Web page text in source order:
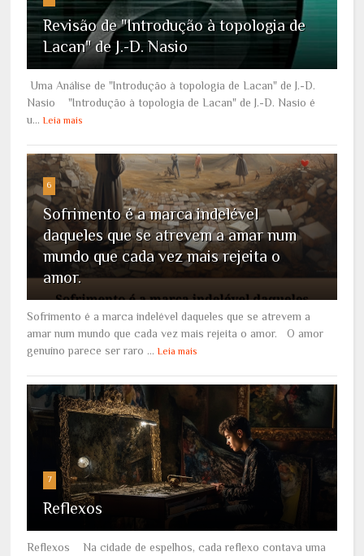
Revisão de "Introdução à topologia de
Lacan" de J.-D. Nasio
Uma Análise de "Introdução à topologia de Lacan" de J.-D.
Nasio "Introdução à topologia de Lacan" de J.-D. Nasio é
u... Leia mais
6
Sofrimento é a marca indelével
daqueles que se atrevem a amar num
mundo que cada vez mais rejeita o
amor.
Sofrimento é a marca indelével daqueles que se atrevem a
amar num mundo que cada vez mais rejeita o amor. O amor
genuíno parece ser raro ... Leia mais
7
Reflexos
Reflexos Na cidade de espelhos, cada reflexo contava uma